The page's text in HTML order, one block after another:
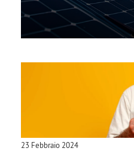
23 Febbraio 2024